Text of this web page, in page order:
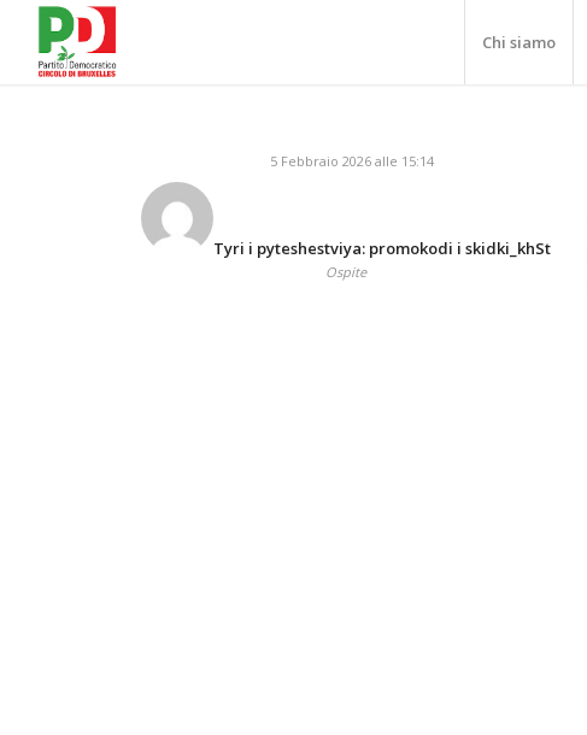
Chi siamo
5 Febbraio 2026 alle 15:14
Tyri i pyteshestviya: promokodi i skidki_khSt
Ospite